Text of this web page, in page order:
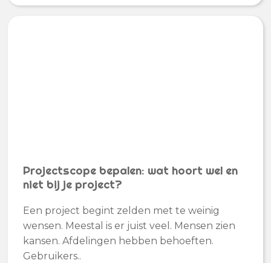
Projectscope bepalen: wat hoort wel en
niet bij je project?
Een project begint zelden met te weinig
wensen. Meestal is er juist veel. Mensen zien
kansen. Afdelingen hebben behoeften.
Gebruikers..